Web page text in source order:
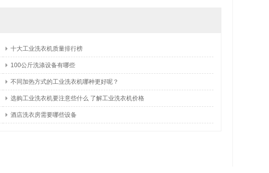
十大工业洗衣机质量排行榜
100公斤洗涤设备有哪些
不同加热方式的工业洗衣机哪种更好呢？
选购工业洗衣机要注意些什么 了解工业洗衣机价格
酒店洗衣房需要哪些设备